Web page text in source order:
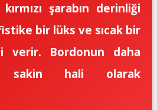
şarabın derinliği
bir lüks ve sıcak bir
verir. Bordonun daha
sakin hali olarak